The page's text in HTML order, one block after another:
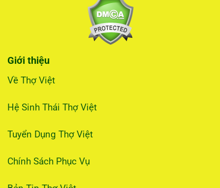
Giới thiệu
Về Thợ Việt
Hệ Sinh Thái Thợ Việt
Tuyển Dụng Thợ Việt
Chính Sách Phục Vụ